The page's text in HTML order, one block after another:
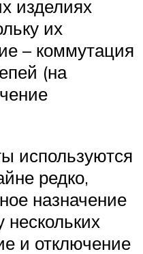
изделиях
их
– коммутация
(на
используются
редко,
назначение
нескольких
и отключение